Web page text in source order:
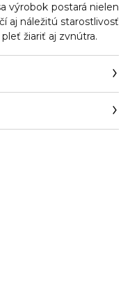
výrobok postará nielen
aj náležitú starostlivosť
žiariť aj zvnútra.